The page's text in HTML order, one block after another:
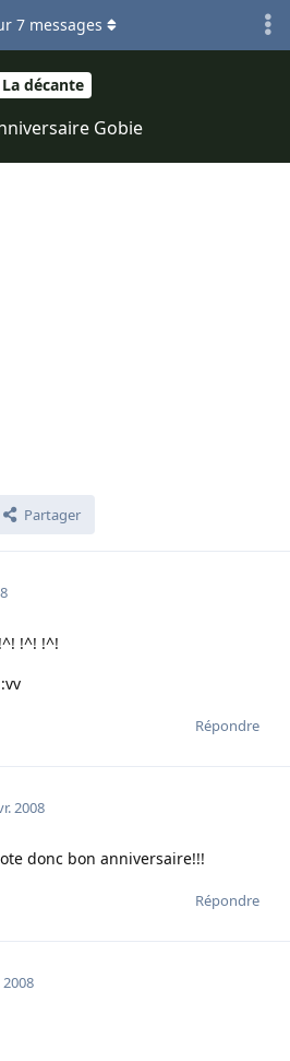
La décante
Gobie
Partager
7 messages
!^! !^!
Répondre
2008
donc bon anniversaire!!!
Répondre
2008